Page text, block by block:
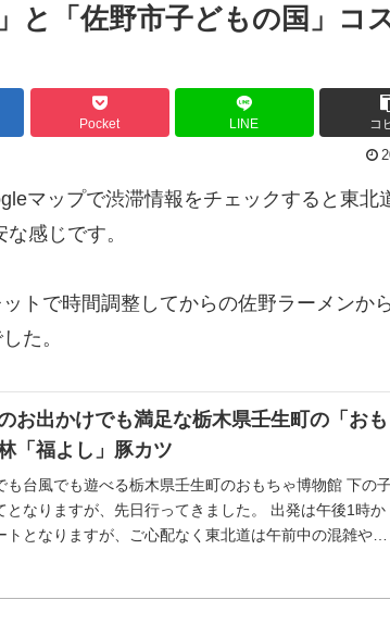
と「佐野市子どもの国」コ
Pocket LINE コ
マップで渋滞情報をチェックすると東北
感じです。
トで時間調整してからの佐野ラーメンか
た。
お出かけでも満足な栃木県壬生町の「おも
「福よし」豚カツ
も台風でも遊べる栃木県壬生町のおもちゃ博物館 下の
となりますが、先日行ってきました。 出発は午後1時か
トとなりますが、ご心配なく東北道は午前中の混雑や渋